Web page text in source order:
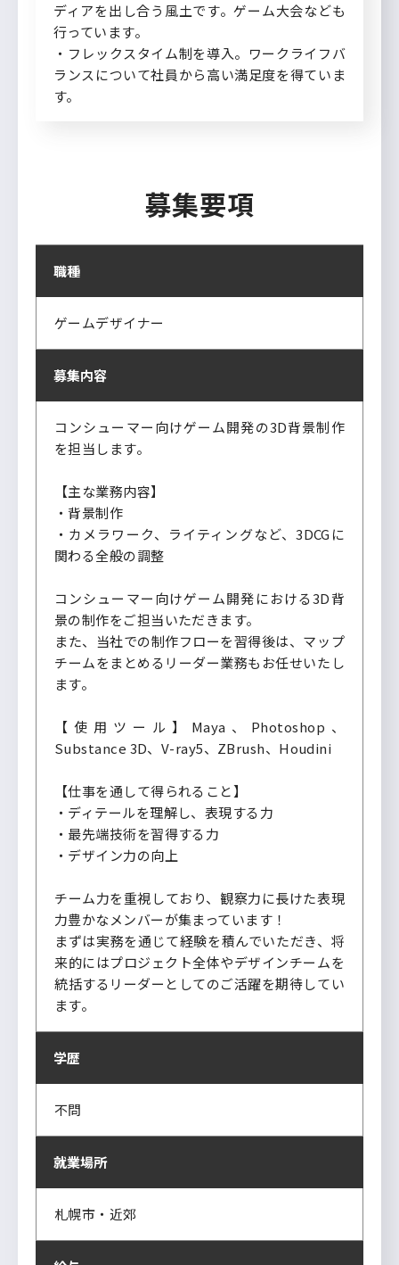
ディアを出し合う風土です。ゲーム大会なども
行っています。
・フレックスタイム制を導入。ワークライフバ
ランスについて社員から高い満足度を得ていま
す。
募集要項
職種
ゲームデザイナー
募集内容
コンシューマー向けゲーム開発の3D背景制作
を担当します。
【主な業務内容】
・背景制作
・カメラワーク、ライティングなど、3DCGに
関わる全般の調整
コンシューマー向けゲーム開発における3D背
景の制作をご担当いただきます。
また、当社での制作フローを習得後は、マップ
チームをまとめるリーダー業務もお任せいたし
ます。
【使用ツール】Maya、Photoshop、
Substance 3D、V-ray5、ZBrush、Houdini
【仕事を通して得られること】
・ディテールを理解し、表現する力
・最先端技術を習得する力
・デザイン力の向上
チーム力を重視しており、観察力に長けた表現
力豊かなメンバーが集まっています！
まずは実務を通じて経験を積んでいただき、将
来的にはプロジェクト全体やデザインチームを
統括するリーダーとしてのご活躍を期待してい
ます。
学歴
不問
就業場所
札幌市・近郊